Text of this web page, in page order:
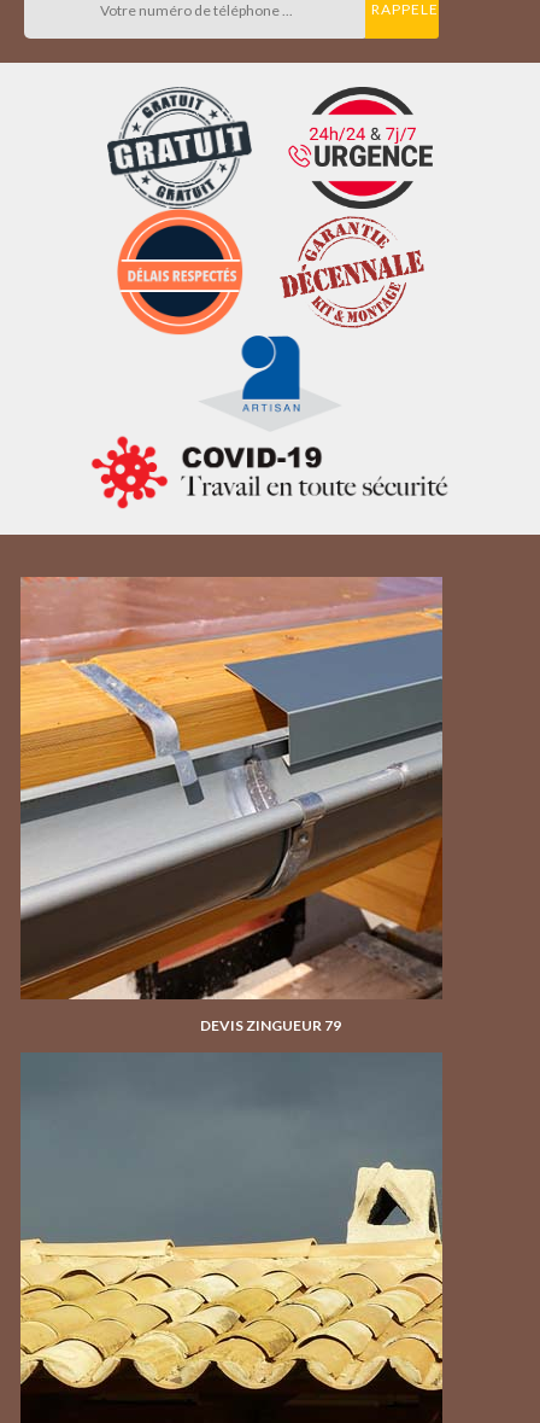
DEVIS ZINGUEUR 79